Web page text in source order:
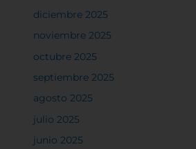
diciembre 2025
noviembre 2025
octubre 2025
septiembre 2025
agosto 2025
julio 2025
junio 2025